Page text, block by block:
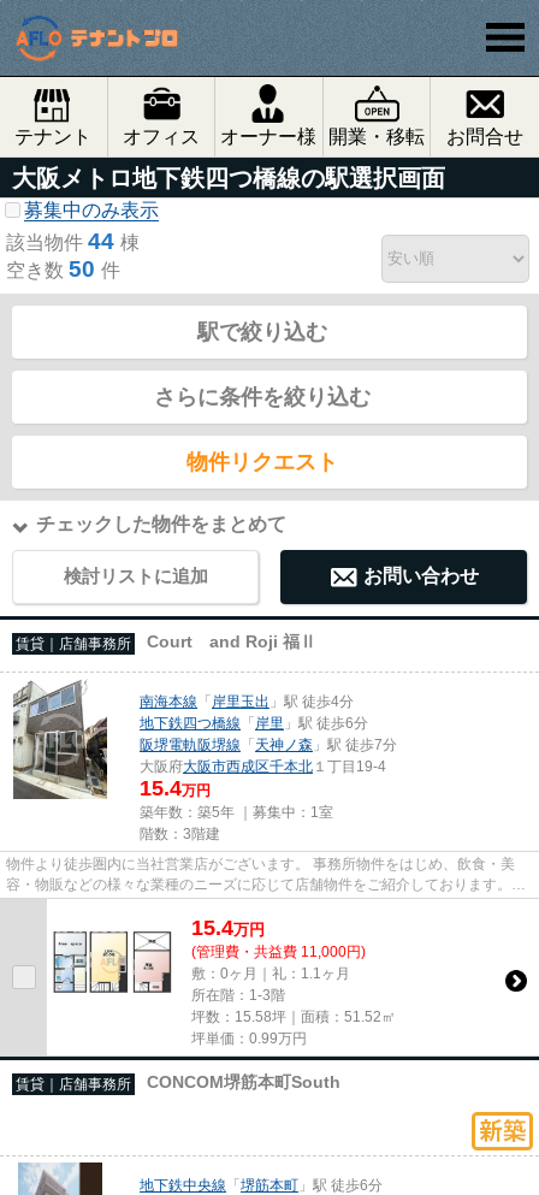
テナント オフィス オーナー様 開業・移転 お問合せ
大阪メトロ地下鉄四つ橋線の駅選択画面
募集中のみ表示
該当物件 44 棟
空き数 50 件
駅で絞り込む
さらに条件を絞り込む
物件リクエスト
チェックした物件をまとめて
検討リストに追加 お問い合わせ
賃貸｜店舗事務所 Court and Roji 福Ⅱ
南海本線 「 岸里玉出 」駅 徒歩4分
地下鉄四つ橋線 「 岸里 」駅 徒歩6分
阪堺電軌阪堺線 「天神ノ森 」駅 徒歩7分
大阪府大阪市西成区千本北 １丁目19-4
15.4万円
築年数：築5年 ｜募集中： 1室
階数：3階建
物件より徒歩圏内に当社営業店がございます。 事務所物件をはじめ、飲食・美
容・物販などの様々な業種のニーズに応じて店舗物件をご紹介しております。
尚、弊社ではおとり広告は一切...
15.4万円
(管理費・共益費 11,000円)
敷：0ヶ月｜礼：1.1ヶ月
所在階：1-3階
坪数：15.58坪｜面積：51.52㎡
坪単価： 0.99万円
賃貸｜店舗事務所 CONCOM堺筋本町South
地下鉄中央線 「堺筋本町 」駅 徒歩6分